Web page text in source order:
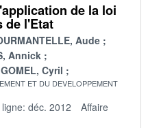
de la loi
de l'Etat
Aude
Annick
GOMEL, Cyril
ET DU DEVELOPPEMENT
déc. 2012
Affaire